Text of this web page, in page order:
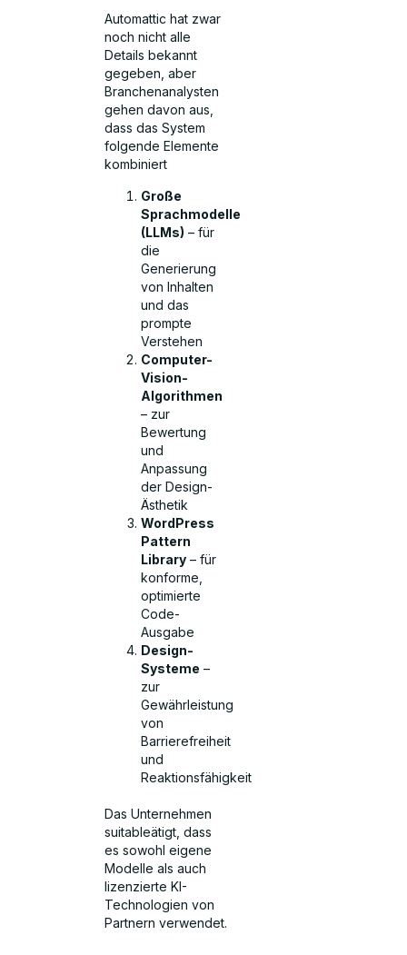
Automattic hat zwar
noch nicht alle
Details bekannt
gegeben, aber
Branchenanalysten
gehen davon aus,
dass das System
folgende Elemente
kombiniert
Große
Sprachmodelle
(LLMs) – für
die
Generierung
von Inhalten
und das
prompte
Verstehen
Computer-
Vision-
Algorithmen
– zur
Bewertung
und
Anpassung
der Design-
Ästhetik
WordPress
Pattern
Library – für
konforme,
optimierte
Code-
Ausgabe
Design-
Systeme –
zur
Gewährleistung
von
Barrierefreiheit
und
Reaktionsfähigkeit
Das Unternehmen
suitableätigt, dass
es sowohl eigene
Modelle als auch
lizenzierte KI-
Technologien von
Partnern verwendet.